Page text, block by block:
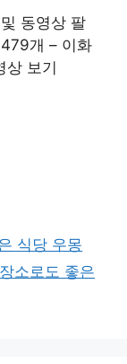
동영상 팔
개 – 이화
상 보기
식당 우몽
소로도 좋은